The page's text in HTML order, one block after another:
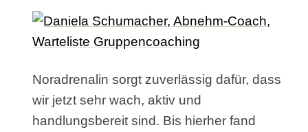
Noradrenalin sorgt zuverlässig dafür, dass
wir jetzt sehr wach, aktiv und
handlungsbereit sind. Bis hierher fand